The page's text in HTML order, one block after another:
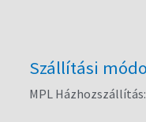
Szállítási
MPL